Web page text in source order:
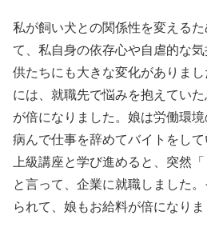
私が飼い犬との関係性を変える
て、私自身の依存心や自虐的な
供たちにも大きな変化がありま
には、就職先で悩みを抱えてい
が倍になりました。娘は労働環
病んで仕事を辞めてバイトをして
上級講座と学び進めると、突然
と言って、企業に就職しました
られて、娘もお給料が倍になりま